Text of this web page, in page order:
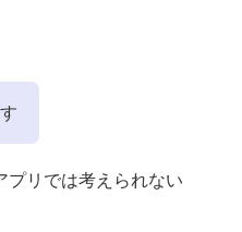
プリでは考えられない